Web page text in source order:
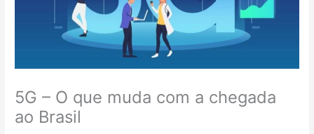
5G – O que muda com a chegada
ao Brasil